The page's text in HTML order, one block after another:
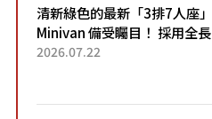
清新綠色的最新「3排7人座」
Minivan 備受矚目！ 採用全長
4.7公尺剛剛好的車身尺寸與
2026.07.22